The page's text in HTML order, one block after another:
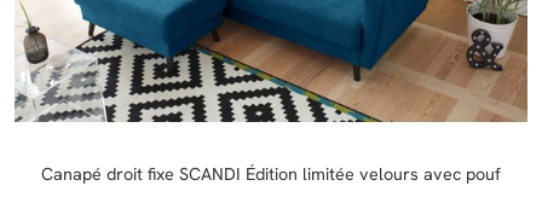
Canapé droit fixe SCANDI Édition limitée velours avec pouf